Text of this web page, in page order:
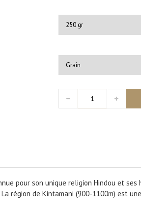
pour son unique religion Hindou et
région de Kintamani (900-1100m) est